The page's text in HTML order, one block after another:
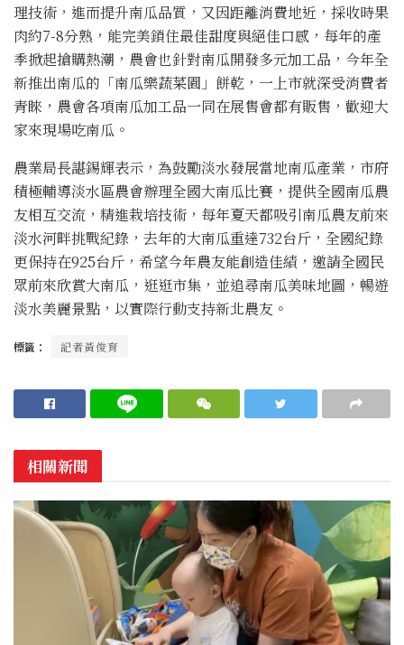
理技術，進而提升南瓜品質，又因距離消費地近，採收時果
肉約7-8分熟，能完美鎖住最佳甜度與絕佳口感，每年的產
季掀起搶購熱潮，農會也針對南瓜開發多元加工品，今年全
新推出南瓜的「南瓜樂蔬菜園」餅乾，一上市就深受消費者
青睞，農會各項南瓜加工品一同在展售會都有販售，歡迎大
家來現場吃南瓜。
農業局長諶錫輝表示，為鼓勵淡水發展當地南瓜產業，市府
積極輔導淡水區農會辦理全國大南瓜比賽，提供全國南瓜農
友相互交流，精進栽培技術，每年夏天都吸引南瓜農友前來
淡水河畔挑戰紀錄，去年的大南瓜重達732台斤，全國紀錄
更保持在925台斤，希望今年農友能創造佳績，邀請全國民
眾前來欣賞大南瓜，逛逛市集，並追尋南瓜美味地圖，暢遊
淡水美麗景點，以實際行動支持新北農友。
標籤： 記者黃俊育
相關新聞